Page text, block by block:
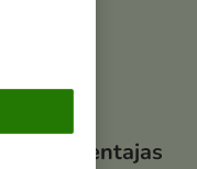
Tus ventajas